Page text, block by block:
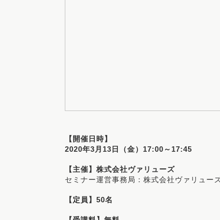
【開催日時】
2020年3月13日（金）17:00～17:45
【主催】株式会社ヴァリューズ
セミナー運営事務局：株式会社ヴァリュー
【定員】50名